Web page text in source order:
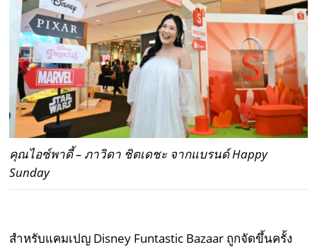
คุณไอซ์พาดี้ – ภาวิดา ชิตเดชะ จากแบรนด์ Happy
Sunday
สำหรับแคมเปญ Disney Funtastic Bazaar ถูกจัดขึ้นครั้ง